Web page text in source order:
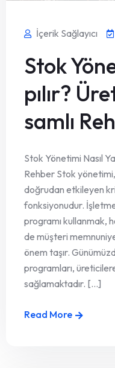
İçerik Sağlayıcı
Stok
pılır?
samlı
Stok Yönetimi Nasıl
Rehber Stok
doğrudan etkileyen
fonksiyonudur.
programı kullanmak,
de müşteri
önem taşır.
programları,
sağlamaktadır. [...]
Read More